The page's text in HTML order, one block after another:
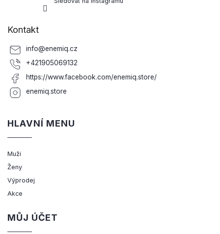
Kontakt
info@enemiq.cz
+421905069132
https://www.facebook.com/enemiq.store/
enemiq.store
HLAVNÍ MENU
Muži
Ženy
Výprodej
Akce
MŮJ ÚČET